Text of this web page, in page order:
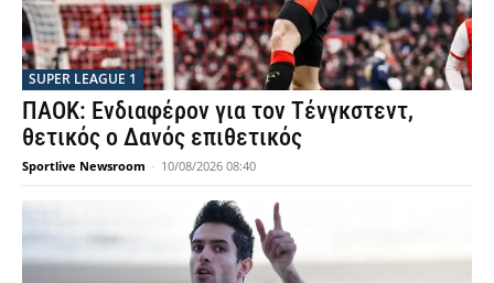
SUPER LEAGUE 1
ΠΑΟΚ: Ενδιαφέρον για τον Τένγκστεντ,
θετικός ο Δανός επιθετικός
Sportlive Newsroom - 10/08/2026 08:40